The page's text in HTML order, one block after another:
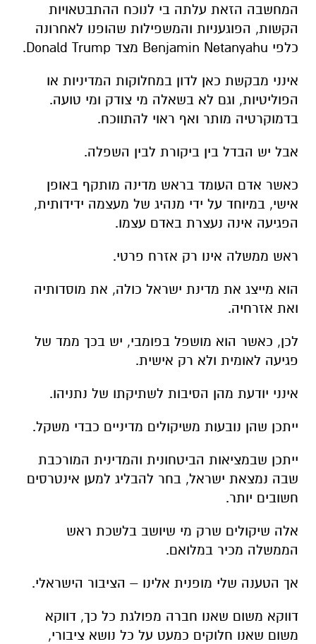
המחשבה הזאת עלתה בי לנוכח ההתבטאויות
הקשות, הפוגעניות והמשפילות שהופנו לאחרונה
כלפי Benjamin Netanyahu מצד Donald Trump.
אינני מבקשת כאן לדון במחלוקות המדיניות או
הפוליטיות, וגם לא בשאלה מי צודק ומי טועה.
בדמוקרטיה מותר ואף ראוי להתווכח.
אבל יש הבדל בין ביקורת לבין השפלה.
כאשר אדם העומד בראש מדינה מותקף באופן
אישי, במיוחד על ידי מנהיג של מעצמה ידידותית,
הפגיעה אינה נעצרת באדם עצמו.
ראש ממשלה אינו רק אזרח פרטי.
הוא מייצג את מדינת ישראל כולה, את מוסדותיה
ואת אזרחיה.
לכן, כאשר הוא מושפל בפומבי, יש בכך ממד של
פגיעה לאומית ולא רק אישית.
אינני יודעת מהן הסיבות לשתיקתו של נתניהו.
ייתכן שהן נובעות משיקולים מדיניים כבדי משקל.
ייתכן שבמציאות הביטחונית והמדינית המורכבת
שבה נמצאת ישראל, בחר להבליג למען אינטרסים
חשובים יותר.
אלה שיקולים שרק מי שיושב בלשכת ראש
הממשלה מכיר במלואם.
אך הטענה שלי מופנית אלינו – הציבור הישראלי.
דווקא משום שאנו חברה מפולגת כל כך, דווקא
משום שאנו חלוקים כמעט על כל נושא ציבורי,